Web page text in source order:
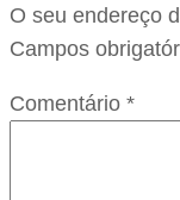
O seu endereço
Campos
Comentário *